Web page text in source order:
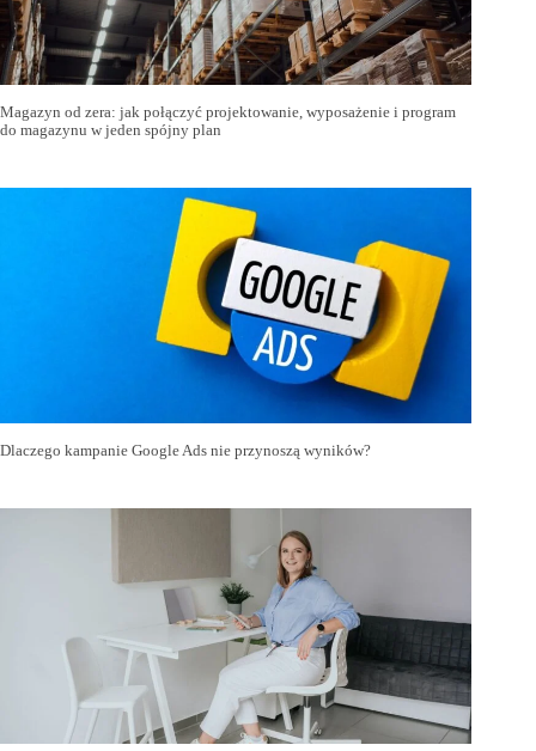
Magazyn od zera: jak połączyć projektowanie, wyposażenie i program
do magazynu w jeden spójny plan
Dlaczego kampanie Google Ads nie przynoszą wyników?